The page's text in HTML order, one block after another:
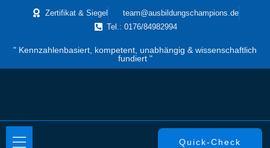
Zertifikat & Siegel
team@ausbildungschampions.de
Tel.: 0176/84982994
" Kennzahlenbasiert, kompetent, unabhängig & wissenschaftlich
fundiert "
Quick-Check